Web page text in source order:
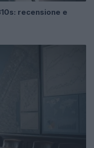
recensione e